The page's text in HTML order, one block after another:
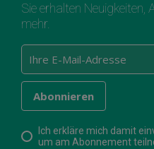
Sie erhalten Neuigkeiten,
mehr.
Ich erkläre mich damit
um am Abonnement